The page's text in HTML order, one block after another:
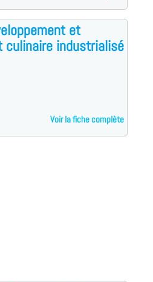
et
culinaire industrialisé
Voir la fiche complète